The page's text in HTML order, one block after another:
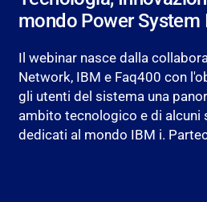
mondo Power System
Il webinar nasce dalla
Network, IBM e Faq400 con
gli utenti del sistema una
ambito tecnologico e di alcuni
dedicati al mondo IBM i.